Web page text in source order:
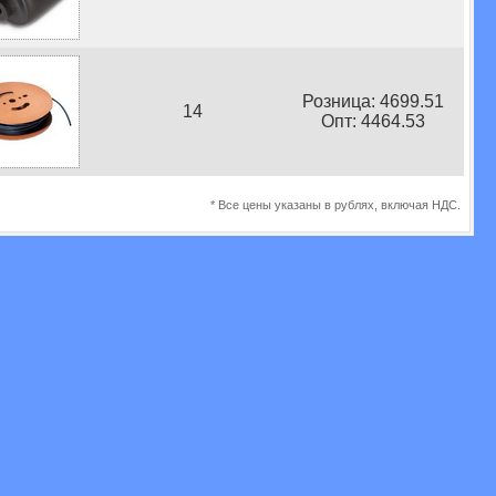
14
Розница: 4699.51
Опт: 4464.53
* Все цены указаны в рублях, включая НДС.